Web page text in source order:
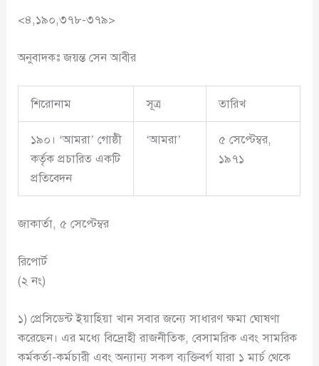
<৪,১৯০,৩৭৮-৩৭৯>
অনুবাদকঃ জয়ন্ত সেন আবীর
শিরোনাম সূত্র তারিখ
১৯০। ‘আমরা’ গোষ্ঠী
কর্তৃক প্রচারিত একটি
প্রতিবেদন
‘আমরা’
৫ সেপ্টেম্বর,
১৯৭১
জাকার্তা, ৫ সেপ্টেম্বর
রিপোর্ট
(২ নং)
১) প্রেসিডেন্ট ইয়াহিয়া খান সবার জন্যে সাধারণ ক্ষমা ঘোষণা
করেছেন। এর মধ্যে বিদ্রোহী রাজনীতিক, বেসামরিক এবং সামরিক
কর্মকর্তা-কর্মচারী এবং অন্যান্য সকল ব্যক্তিবর্গ যারা ১ মার্চ থেকে